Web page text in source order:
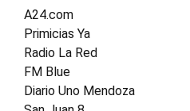
A24.com
Primicias Ya
Radio La Red
FM Blue
Diario Uno Mendoza